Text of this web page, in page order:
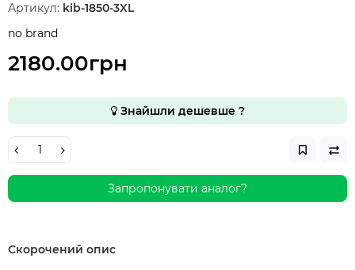
Артикул: kib-1850-3XL
no brand
2180.00грн
Знайшли дешевше ?
Запропонувати аналог?
Скорочений опис